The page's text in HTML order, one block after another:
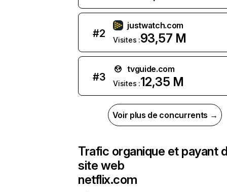
#2
justwatch.com
Visites :93,57 M
#3
tvguide.com
Visites :12,35 M
Voir plus de concurrents →
Trafic organique et payant
site web
netflix.com